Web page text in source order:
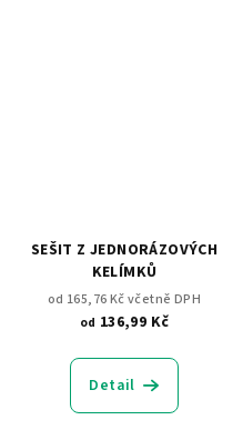
SEŠIT Z JEDNORÁZOVÝCH
KELÍMKŮ
od 165,76 Kč včetně DPH
od 136,99 Kč
Detail